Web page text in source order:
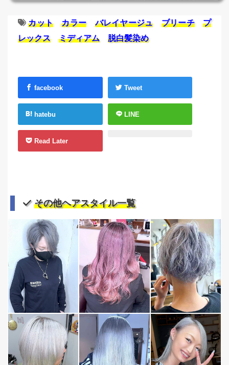
カット カラー バレイヤージュ ブリーチ
プ
レックス
ミディアム 脱白髪染め
facebook Tweet
hatebu LINE
Read Later
その他ヘアスタイル一覧